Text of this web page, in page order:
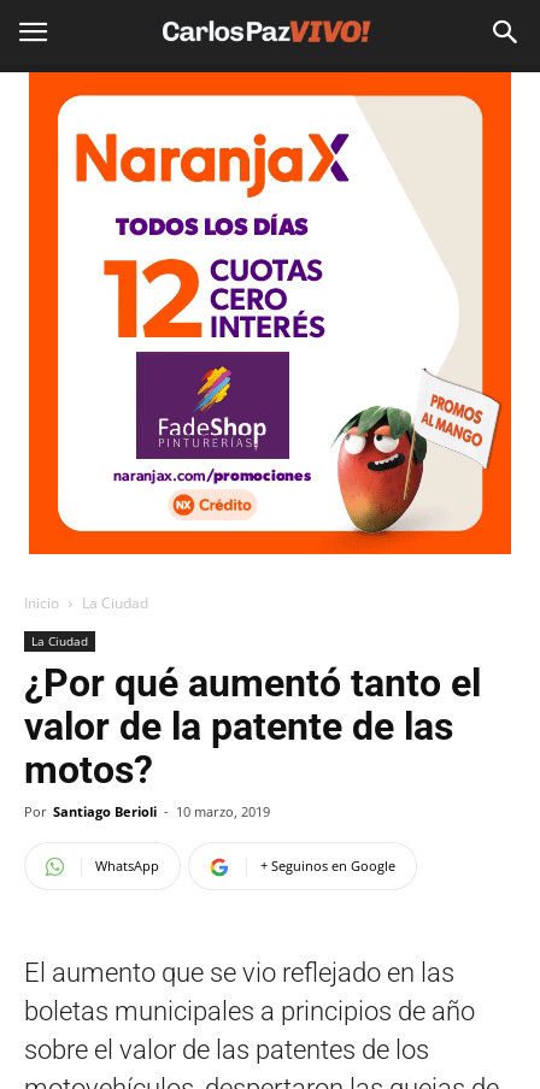
Inicio La Ciudad
La Ciudad
¿Por qué aumentó tanto el
valor de la patente de las
motos?
Por Santiago Berioli - 10 marzo, 2019
WhatsApp + Seguinos en Google
El aumento que se vio reflejado en las
boletas municipales a principios de año
sobre el valor de las patentes de los